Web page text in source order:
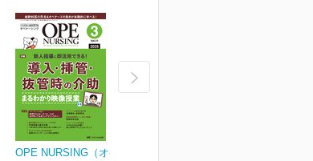
OPE NURSING（オペナー